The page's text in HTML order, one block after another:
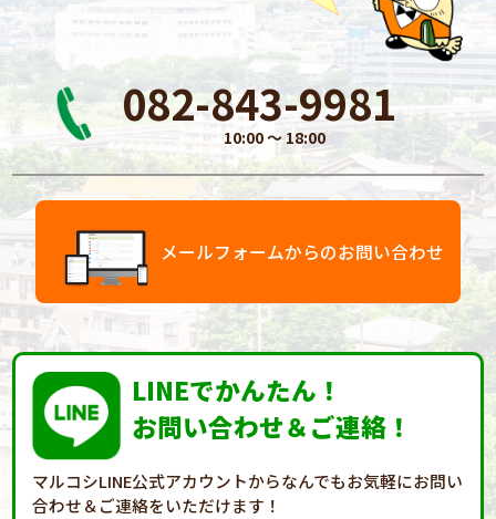
082-843-9981
10:00 〜 18:00
メールフォームからのお問い合わせ
LINEでかんたん！
お問い合わせ＆ご連絡！
マルコシLINE公式アカウントからなんでもお気軽にお問い
合わせ＆ご連絡をいただけます！